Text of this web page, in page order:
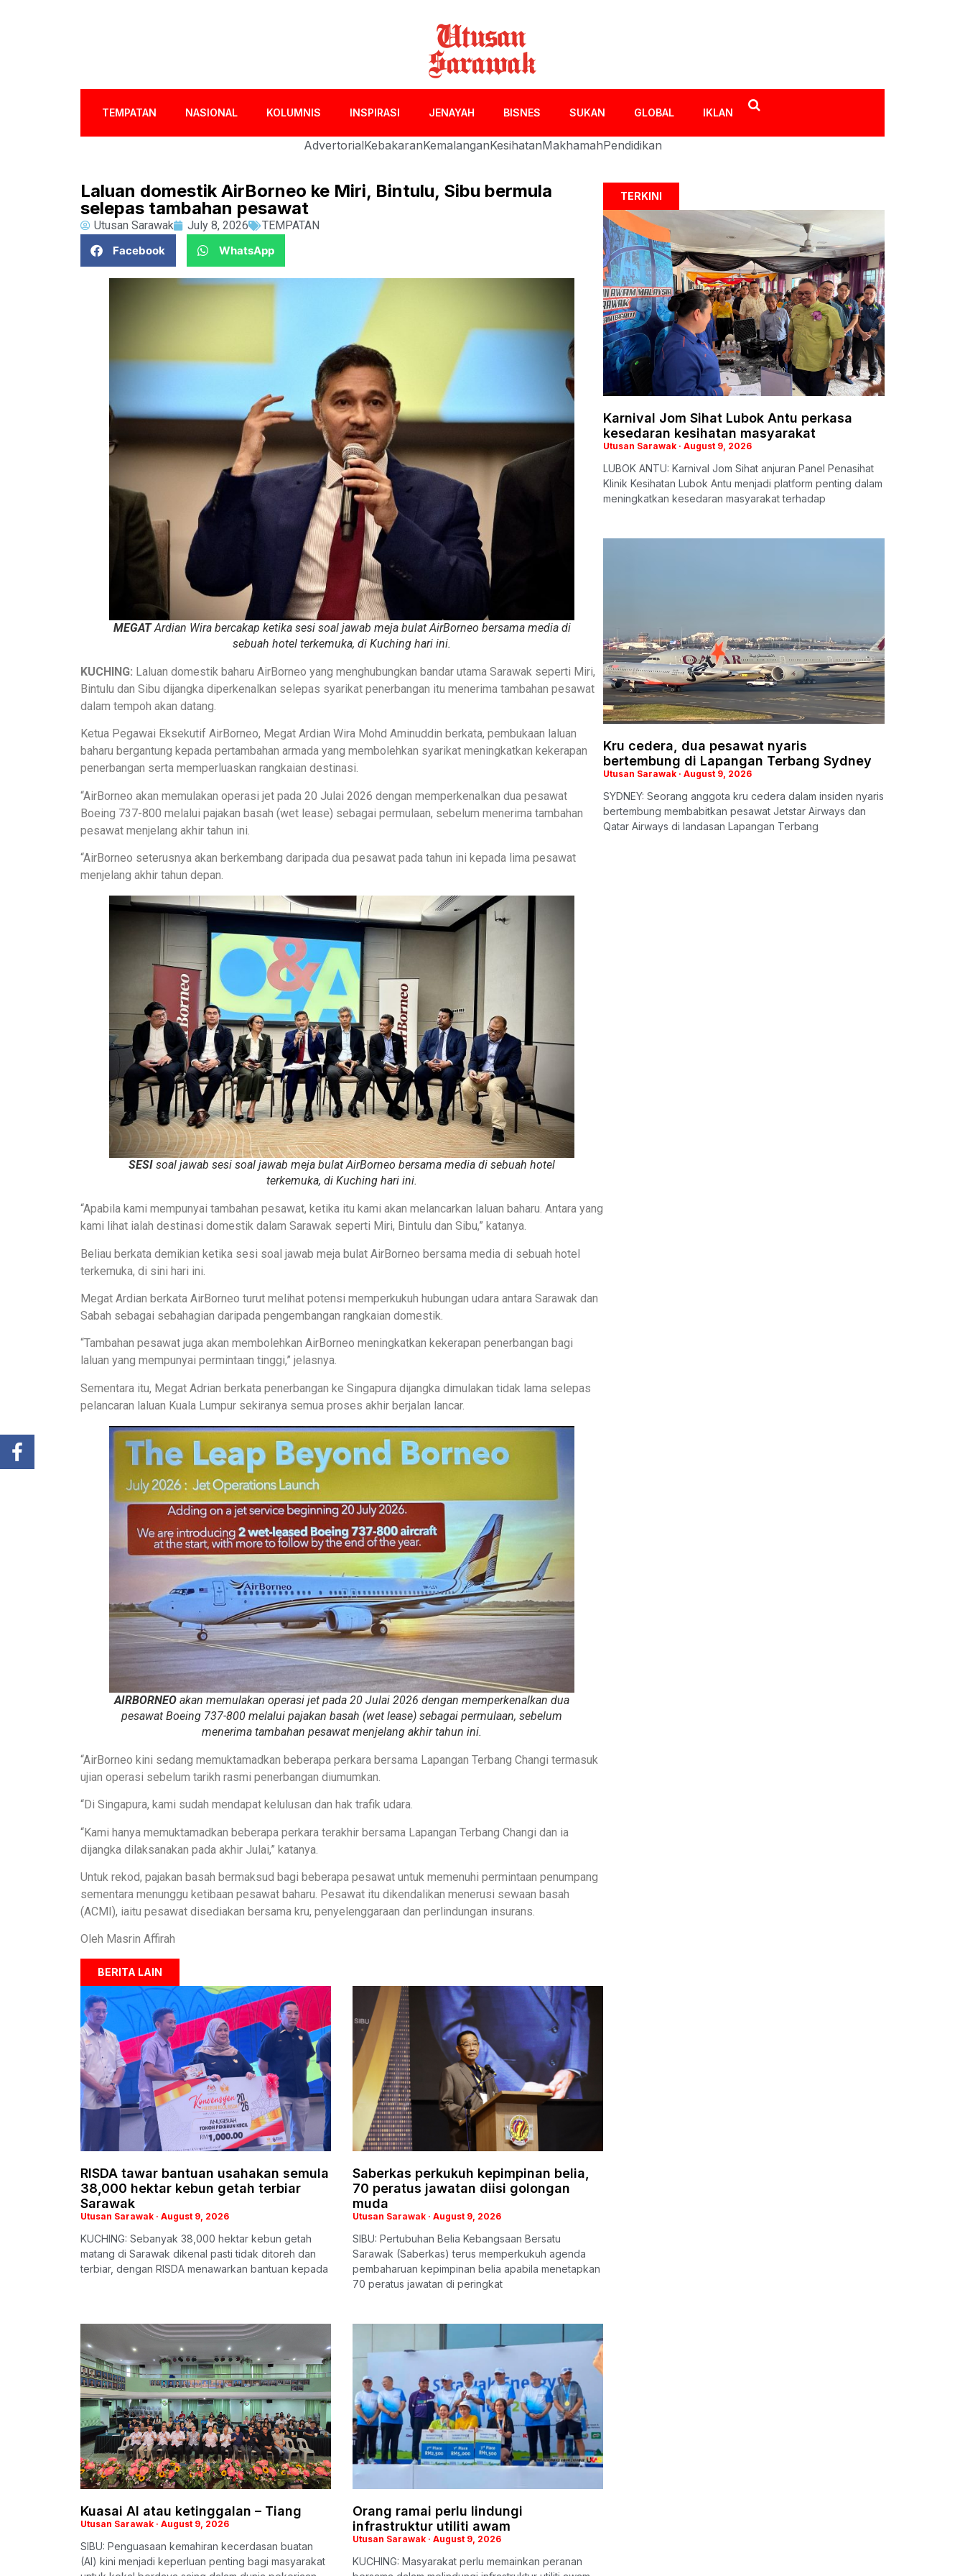
TEMPATAN NASIONAL KOLUMNIS INSPIRASI JENAYAH BISNES SUKAN GLOBAL IKLAN
AdvertorialKebakaranKemalanganKesihatanMakhamahPendidikan
Laluan domestik AirBorneo ke Miri, Bintulu, Sibu bermula
selepas tambahan pesawat
Utusan Sarawak July 8, 2026
TEMPATAN
Facebook
WhatsApp
MEGATArdian Wira bercakap ketika sesi soal jawab meja bulat AirBorneo bersama media di
sebuah hotel terkemuka, di Kuching hari ini.
KUCHING: Laluan domestik baharu AirBorneo yang menghubungkan bandar utama Sarawak seperti Miri,
Bintulu dan Sibu dijangka diperkenalkan selepas syarikat penerbangan itu menerima tambahan pesawat
dalam tempoh akan datang.
Ketua Pegawai Eksekutif AirBorneo, Megat Ardian Wira Mohd Aminuddin berkata, pembukaan laluan
baharu bergantung kepada pertambahan armada yang membolehkan syarikat meningkatkan kekerapan
penerbangan serta memperluaskan rangkaian destinasi.
“AirBorneo akan memulakan operasi jet pada 20 Julai 2026 dengan memperkenalkan dua pesawat
Boeing 737-800 melalui pajakan basah (wet lease) sebagai permulaan, sebelum menerima tambahan
pesawat menjelang akhir tahun ini.
“AirBorneo seterusnya akan berkembang daripada dua pesawat pada tahun ini kepada lima pesawat
menjelang akhir tahun depan.
SESI soal jawab sesi soal jawab meja bulat AirBorneo bersama media di sebuah hotel
terkemuka, di Kuching hari ini.
“Apabila kami mempunyai tambahan pesawat, ketika itu kami akan melancarkan laluan baharu. Antara yang
kami lihat ialah destinasi domestik dalam Sarawak seperti Miri, Bintulu dan Sibu,” katanya.
Beliau berkata demikian ketika sesi soal jawab meja bulat AirBorneo bersama media di sebuah hotel
terkemuka, di sini hari ini.
Megat Ardian berkata AirBorneo turut melihat potensi memperkukuh hubungan udara antara Sarawak dan
Sabah sebagai sebahagian daripada pengembangan rangkaian domestik.
“Tambahan pesawat juga akan membolehkan AirBorneo meningkatkan kekerapan penerbangan bagi
laluan yang mempunyai permintaan tinggi,” jelasnya.
Sementara itu, Megat Adrian berkata penerbangan ke Singapura dijangka dimulakan tidak lama selepas
pelancaran laluan Kuala Lumpur sekiranya semua proses akhir berjalan lancar.
AIRBORNEO akan memulakan operasi jet pada 20 Julai 2026 dengan memperkenalkan dua
pesawat Boeing 737-800 melalui pajakan basah (wet lease) sebagai permulaan, sebelum
menerima tambahan pesawat menjelang akhir tahun ini.
“AirBorneo kini sedang memuktamadkan beberapa perkara bersama Lapangan Terbang Changi termasuk
ujian operasi sebelum tarikh rasmi penerbangan diumumkan.
“Di Singapura, kami sudah mendapat kelulusan dan hak trafik udara.
“Kami hanya memuktamadkan beberapa perkara terakhir bersama Lapangan Terbang Changi dan ia
dijangka dilaksanakan pada akhir Julai,” katanya.
Untuk rekod, pajakan basah bermaksud bagi beberapa pesawat untuk memenuhi permintaan penumpang
sementara menunggu ketibaan pesawat baharu. Pesawat itu dikendalikan menerusi sewaan basah
(ACMI), iaitu pesawat disediakan bersama kru, penyelenggaraan dan perlindungan insurans.
Oleh Masrin Affirah
BERITA LAIN
RISDA tawar bantuan usahakan semula
38,000 hektar kebun getah terbiar
Sarawak
Utusan Sarawak August 9, 2026
KUCHING: Sebanyak 38,000 hektar kebun getah
matang di Sarawak dikenal pasti tidak ditoreh dan
terbiar, dengan RISDA menawarkan bantuan kepada
Saberkas perkukuh kepimpinan belia,
70 peratus jawatan diisi golongan
muda
Utusan Sarawak August 9, 2026
SIBU: Pertubuhan Belia Kebangsaan Bersatu
Sarawak (Saberkas) terus memperkukuh agenda
pembaharuan kepimpinan belia apabila menetapkan
70 peratus jawatan di peringkat
Kuasai AI atau ketinggalan – Tiang
Utusan Sarawak August 9, 2026
SIBU: Penguasaan kemahiran kecerdasan buatan
(AI) kini menjadi keperluan penting bagi masyarakat
Orang ramai perlu lindungi
infrastruktur utiliti awam
Utusan Sarawak August 9, 2026
KUCHING: Masyarakat perlu memainkan peranan
TERKINI
Karnival Jom Sihat Lubok Antu perkasa
kesedaran kesihatan masyarakat
Utusan Sarawak August 9, 2026
LUBOK ANTU: Karnival Jom Sihat anjuran Panel Penasihat
Klinik Kesihatan Lubok Antu menjadi platform penting dalam
meningkatkan kesedaran masyarakat terhadap
Kru cedera, dua pesawat nyaris
bertembung di Lapangan Terbang Sydney
Utusan Sarawak August 9, 2026
SYDNEY: Seorang anggota kru cedera dalam insiden nyaris
bertembung membabitkan pesawat Jetstar Airways dan
Qatar Airways di landasan Lapangan Terbang